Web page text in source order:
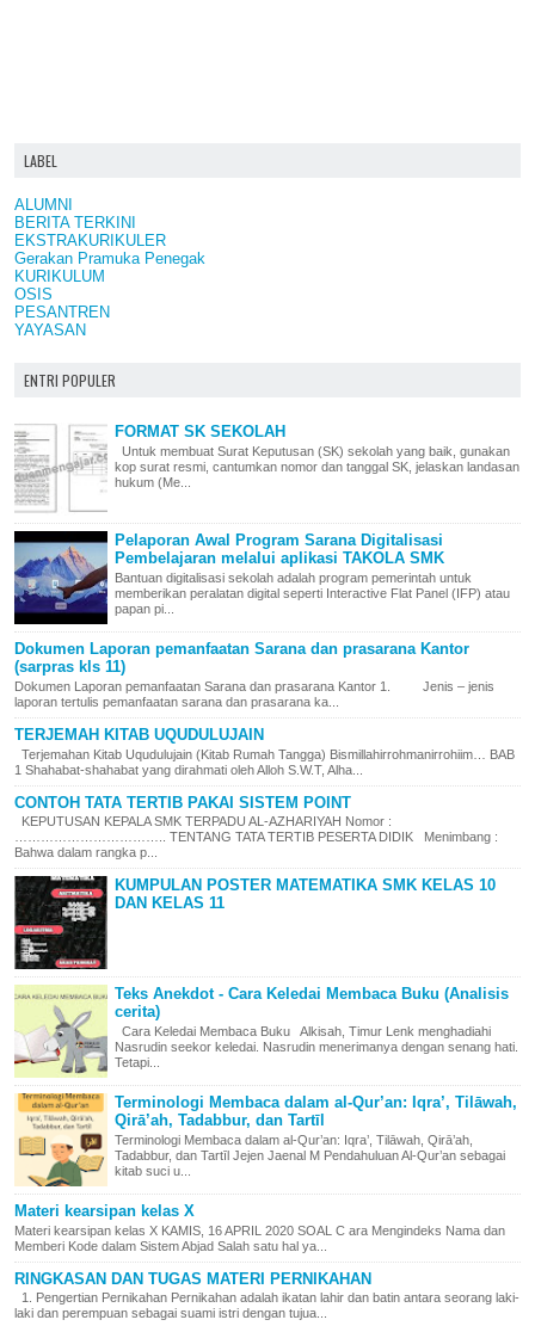
LABEL
ALUMNI
BERITA TERKINI
EKSTRAKURIKULER
Gerakan Pramuka Penegak
KURIKULUM
OSIS
PESANTREN
YAYASAN
ENTRI POPULER
FORMAT SK SEKOLAH
Untuk membuat Surat Keputusan (SK) sekolah yang baik, gunakan
kop surat resmi, cantumkan nomor dan tanggal SK, jelaskan landasan
hukum (Me...
Pelaporan Awal Program Sarana Digitalisasi
Pembelajaran melalui aplikasi TAKOLA SMK
Bantuan digitalisasi sekolah adalah program pemerintah untuk
memberikan peralatan digital seperti Interactive Flat Panel (IFP) atau
papan pi...
Dokumen Laporan pemanfaatan Sarana dan prasarana Kantor
(sarpras kls 11)
Dokumen Laporan pemanfaatan Sarana dan prasarana Kantor 1. Jenis – jenis
laporan tertulis pemanfaatan sarana dan prasarana ka...
TERJEMAH KITAB UQUDULUJAIN
Terjemahan Kitab Uqudulujain (Kitab Rumah Tangga) Bismillahirrohmanirrohiim… BAB
1 Shahabat-shahabat yang dirahmati oleh Alloh S.W.T, Alha...
CONTOH TATA TERTIB PAKAI SISTEM POINT
KEPUTUSAN KEPALA SMK TERPADU AL-AZHARIYAH Nomor :
…………………………….. TENTANG TATA TERTIB PESERTA DIDIK Menimbang :
Bahwa dalam rangka p...
KUMPULAN POSTER MATEMATIKA SMK KELAS 10
DAN KELAS 11
Teks Anekdot - Cara Keledai Membaca Buku (Analisis
cerita)
Cara Keledai Membaca Buku Alkisah, Timur Lenk menghadiahi
Nasrudin seekor keledai. Nasrudin menerimanya dengan senang hati.
Tetapi...
Terminologi Membaca dalam al-Qur’an: Iqra’, Tilāwah,
Qirā’ah, Tadabbur, dan Tartīl
Terminologi Membaca dalam al-Qur’an: Iqra’, Tilāwah, Qirā’ah,
Tadabbur, dan Tartīl Jejen Jaenal M Pendahuluan Al-Qur’an sebagai
kitab suci u...
Materi kearsipan kelas X
Materi kearsipan kelas X KAMIS, 16 APRIL 2020 SOAL C ara Mengindeks Nama dan
Memberi Kode dalam Sistem Abjad Salah satu hal ya...
RINGKASAN DAN TUGAS MATERI PERNIKAHAN
1. Pengertian Pernikahan Pernikahan adalah ikatan lahir dan batin antara seorang laki-
laki dan perempuan sebagai suami istri dengan tujua...